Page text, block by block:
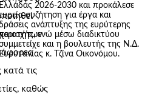
Ελλάδας 2026-2030 και προκάλεσε
συζήτηση για έργα και
ανάπτυξης της ευρύτερης
ενώ μέσω διαδικτύου
και η βουλευτής της Ν.Δ.
κ. Τζίνα Οικονόμου.
κατά τις
καθώς